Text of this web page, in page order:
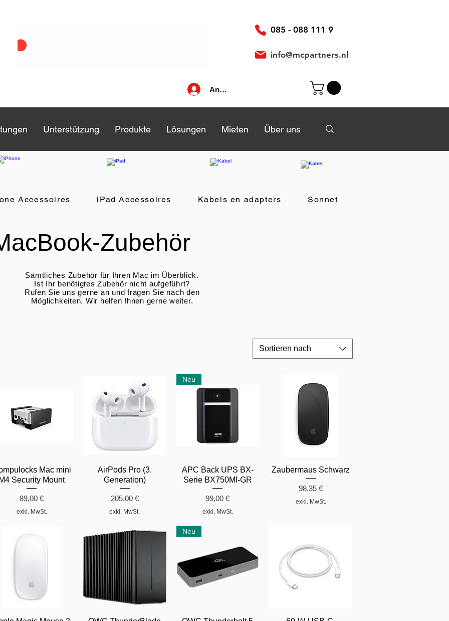
Anmelden
085 - 088 111 9
info@mcpartners.nl
Unterstützung Produkte Lösungen Mieten Über uns
Unterstützung Produkte Lösungen Mieten Über uns
Accessoires iPad Accessoires Kabels en adapters Sonnet
Zubehör
Sämtliches Zubehör für Ihren Mac im Überblick.
Ist Ihr benötigtes Zubehör nicht aufgeführt?
Rufen Sie uns gerne an und fragen Sie nach den
Möglichkeiten. Wir helfen Ihnen gerne weiter.
Sortieren nach
Mac mini
Security Mount
Preis
89,00 €
exkl. MwSt.
AirPods Pro (3.
Generation)
Preis
205,00 €
exkl. MwSt.
Neu
APC Back UPS BX-
Serie BX750MI-GR
Preis
99,00 €
exkl. MwSt.
Zaubermaus Schwarz
Preis
98,35 €
exkl. MwSt.
Neu